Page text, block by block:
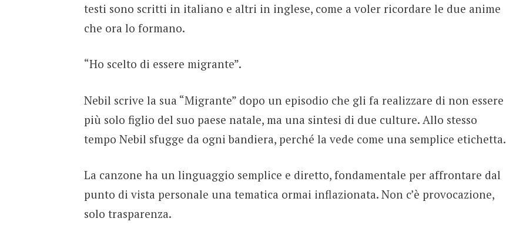
testi sono scritti in italiano e altri in inglese, come a voler ricordare le due anime
che ora lo formano.
“Ho scelto di essere migrante”.
Nebil scrive la sua “Migrante” dopo un episodio che gli fa realizzare di non essere
più solo figlio del suo paese natale, ma una sintesi di due culture. Allo stesso
tempo Nebil sfugge da ogni bandiera, perché la vede come una semplice etichetta.
La canzone ha un linguaggio semplice e diretto, fondamentale per affrontare dal
punto di vista personale una tematica ormai inflazionata. Non c’è provocazione,
solo trasparenza.